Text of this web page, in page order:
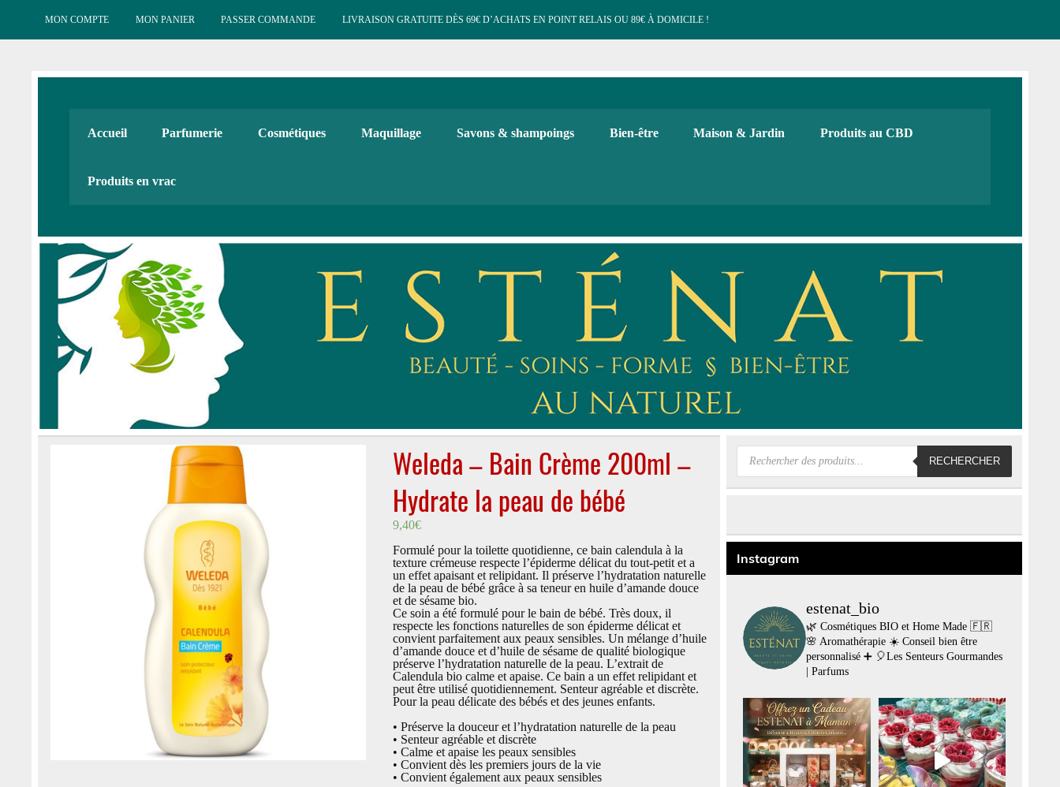
MON COMPTE MON PANIER PASSER COMMANDE LIVRAISON GRATUITE DÈS 69€ D’ACHATS EN POINT RELAIS OU 89€ À DOMICILE !
Esténat : Parfumerie cosmétiques maquillage CBD français Bio
Accueil
Parfumerie Cosmétiques Maquillage Savons & shampoings Bien-être Maison & Jardin Produits au CBD
Produits en vrac
Weleda – Bain Crème 200ml –
Hydrate la peau de bébé
9,40€
Formulé pour la toilette quotidienne, ce bain calendula à la
texture crémeuse respecte l’épiderme délicat du tout-petit et a
un effet apaisant et relipidant. Il préserve l’hydratation naturelle
de la peau de bébé grâce à sa teneur en huile d’amande douce
et de sésame bio.
Ce soin a été formulé pour le bain de bébé. Très doux, il
respecte les fonctions naturelles de son épiderme délicat et
convient parfaitement aux peaux sensibles. Un mélange d’huile
d’amande douce et d’huile de sésame de qualité biologique
préserve l’hydratation naturelle de la peau. L’extrait de
Calendula bio calme et apaise. Ce bain a un effet relipidant et
peut être utilisé quotidiennement. Senteur agréable et discrète.
Pour la peau délicate des bébés et des jeunes enfants.
• Préserve la douceur et l’hydratation naturelle de la peau
• Senteur agréable et discrète
• Calme et apaise les peaux sensibles
• Convient dès les premiers jours de la vie
• Convient également aux peaux sensibles
Recherche
produits
RECHERCHER
Instagram
estenat_bio
🌿 Cosmétiques BIO et Home Made 🇫🇷
🌸 Aromathérapie ☀️ Conseil bien être
personnalisé ➕ 🎈Les Senteurs Gourmandes
| Parfums